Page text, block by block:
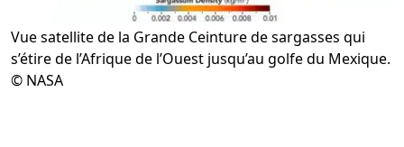
Vue satellite de la Grande Ceinture de sargasses qui
s’étire de l’Afrique de l’Ouest jusqu’au golfe du Mexique.
© NASA